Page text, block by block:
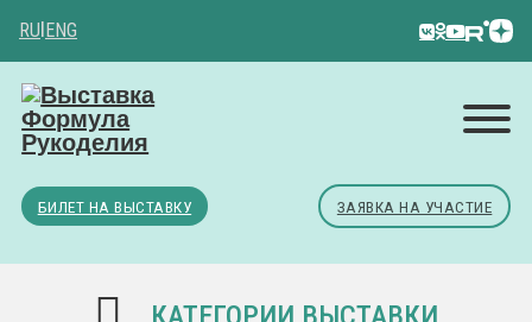
RU ENG
БИЛЕТ НА ВЫСТАВКУ ЗАЯВКА НА УЧАСТИЕ